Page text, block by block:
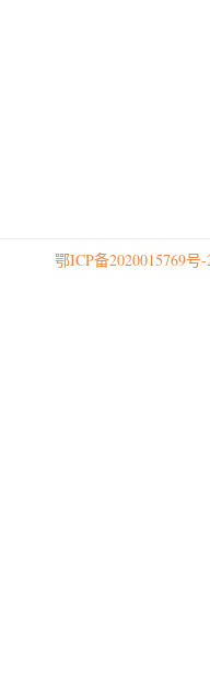
鄂ICP备2020015769号-